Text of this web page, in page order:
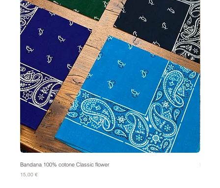
Bandana 100% cotone Classic flower
Prezzo
15,00 €